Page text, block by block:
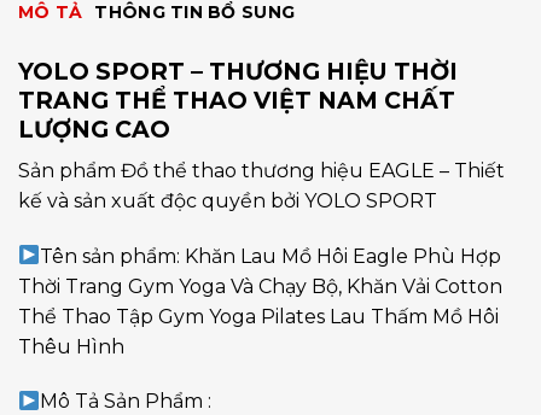
MÔ TẢ THÔNG TIN BỔ SUNG
YOLO SPORT – THƯƠNG HIỆU THỜI
TRANG THỂ THAO VIỆT NAM CHẤT
LƯỢNG CAO
Sản phẩm Đồ thể thao thương hiệu EAGLE – Thiết
kế và sản xuất độc quyền bởi YOLO SPORT
Tên sản phẩm: Khăn Lau Mồ Hôi Eagle Phù Hợp
Thời Trang Gym Yoga Và Chạy Bộ, Khăn Vải Cotton
Thể Thao Tập Gym Yoga Pilates Lau Thấm Mồ Hôi
Thêu Hình
Mô Tả Sản Phẩm :